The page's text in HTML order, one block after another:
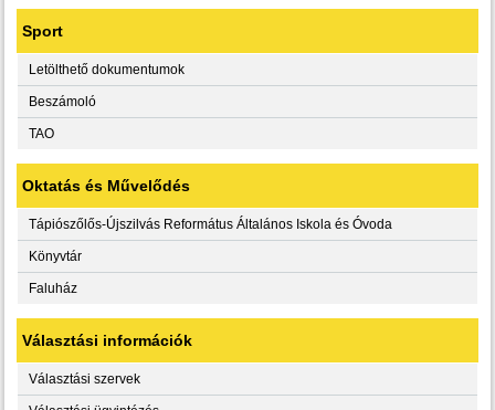
Sport
Letölthető dokumentumok
Beszámoló
TAO
Oktatás és Művelődés
Tápiószőlős-Újszilvás Református Általános Iskola és Óvoda
Könyvtár
Faluház
Választási információk
Választási szervek